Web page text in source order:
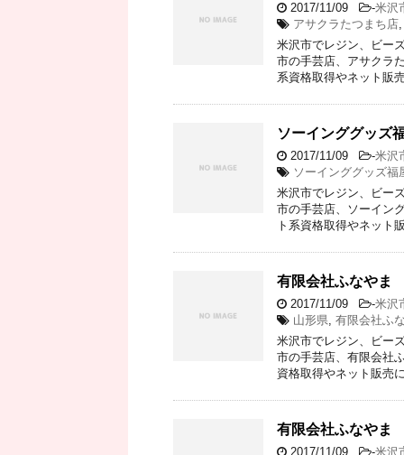
2017/11/09 -米沢
アサクラたつまち店
米沢市でレジン、ビー
市の手芸店、アサクラ
系資格取得やネット販
ソーインググッズ
2017/11/09 -米沢
ソーインググッズ福
米沢市でレジン、ビー
市の手芸店、ソーイン
ト系資格取得やネット
有限会社ふなやま
2017/11/09 -米沢
山形県, 有限会社ふ
米沢市でレジン、ビー
市の手芸店、有限会社
資格取得やネット販売
有限会社ふなやま
2017/11/09 -米沢